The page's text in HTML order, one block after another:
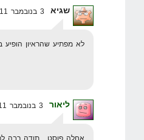
שגיא
לא מפתיע שהראיון הופיע
ליאור
אחלה פוסט , תודה רבה לך